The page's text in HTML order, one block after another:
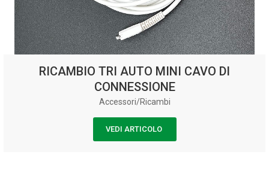
RICAMBIO TRI AUTO MINI CAVO DI
CONNESSIONE
Accessori/Ricambi
VEDI ARTICOLO